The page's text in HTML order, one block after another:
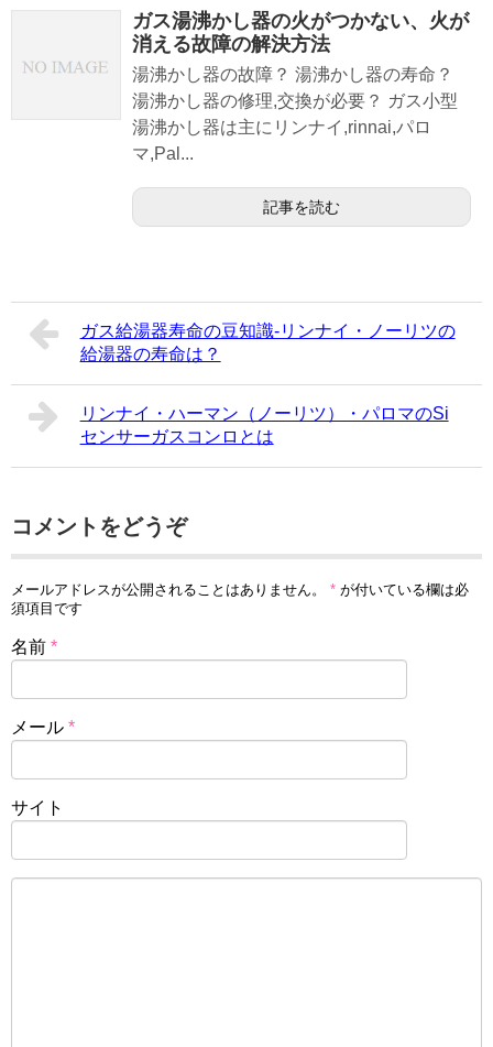
ガス湯沸かし器の火がつかない、火が
消える故障の解決方法
湯沸かし器の故障？ 湯沸かし器の寿命？
湯沸かし器の修理,交換が必要？ ガス小型
湯沸かし器は主にリンナイ,rinnai,パロ
マ,Pal...
記事を読む
ガス給湯器寿命の豆知識-リンナイ・ノーリツの
給湯器の寿命は？
リンナイ・ハーマン（ノーリツ）・パロマのSi
センサーガスコンロとは
コメントをどうぞ
メールアドレスが公開されることはありません。 * が付いている欄は必
須項目です
名前 *
メール *
サイト